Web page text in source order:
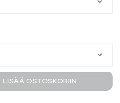
LISÄÄ OSTOSKORIIN